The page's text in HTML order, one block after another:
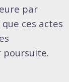
par
ces actes
poursuite.